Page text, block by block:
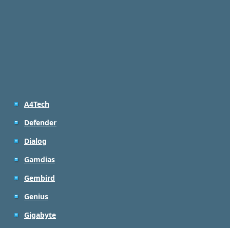
A4Tech
Defender
Dialog
Gamdias
Gembird
Genius
Gigabyte